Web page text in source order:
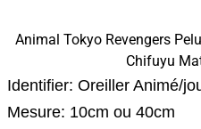
Animal Tokyo Revengers
Chifuyu
Identifier: Oreiller Animé/
Mesure: 10cm ou 40cm